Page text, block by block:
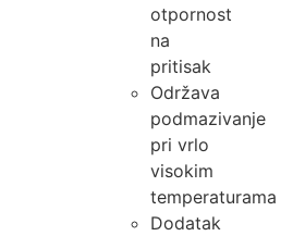
otpornost
na
pritisak
Održava
podmazivanje
pri vrlo
visokim
temperaturama
Dodatak